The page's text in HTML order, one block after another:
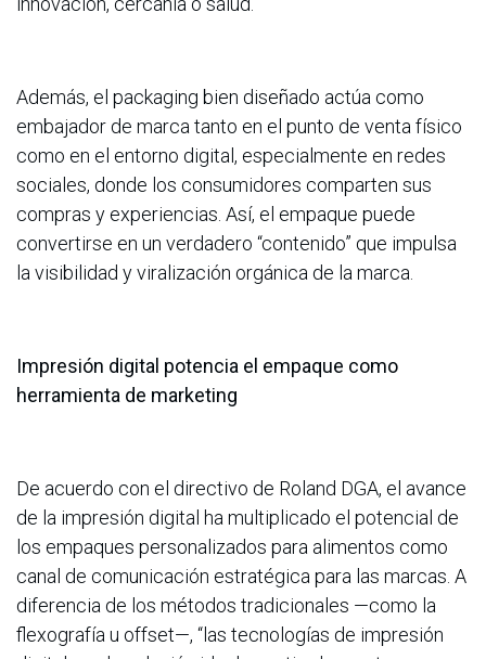
Además, el packaging bien diseñado actúa como
embajador de marca tanto en el punto de venta físico
como en el entorno digital, especialmente en redes
sociales, donde los consumidores comparten sus
compras y experiencias. Así, el empaque puede
convertirse en un verdadero “contenido” que impulsa
la visibilidad y viralización orgánica de la marca.
Impresión digital potencia el empaque como
herramienta de marketing
De acuerdo con el directivo de Roland DGA, el avance
de la impresión digital ha multiplicado el potencial de
los empaques personalizados para alimentos como
canal de comunicación estratégica para las marcas. A
diferencia de los métodos tradicionales —como la
flexografía u offset—, “las tecnologías de impresión